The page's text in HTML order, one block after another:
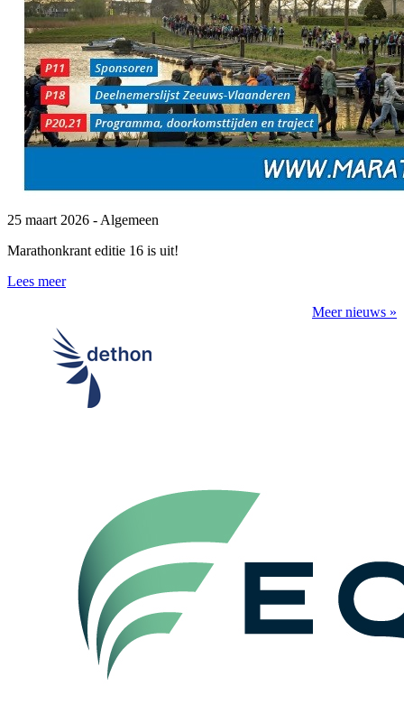
25 maart 2026 - Algemeen
Marathonkrant editie 16 is uit!
Lees meer
Meer nieuws »